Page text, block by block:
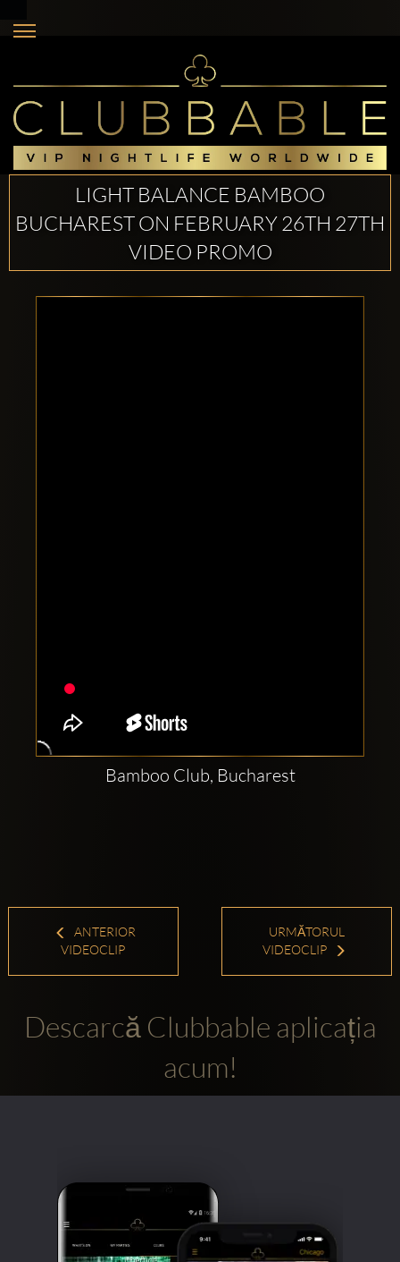
LIGHT BALANCE BAMBOO
BUCHAREST ON FEBRUARY 26TH 27TH
VIDEO PROMO
Bamboo Club, Bucharest
ANTERIOR
VIDEOCLIP
URMĂTORUL
VIDEOCLIP
Descarcă Clubbable aplicația
acum!